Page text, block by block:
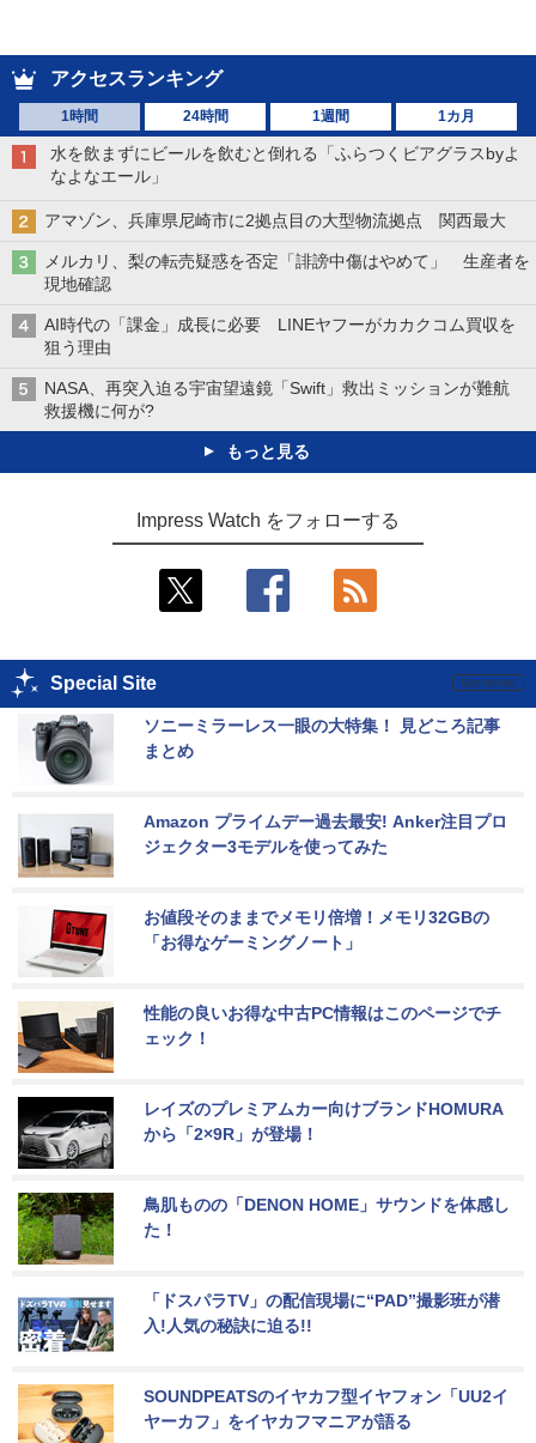
アクセスランキング
1時間 24時間 1週間 1カ月
水を飲まずにビールを飲むと倒れる「ふらつくビアグラスbyよ
なよなエール」
アマゾン、兵庫県尼崎市に2拠点目の大型物流拠点 関西最大
メルカリ、梨の転売疑惑を否定「誹謗中傷はやめて」 生産者を
現地確認
AI時代の「課金」成長に必要 LINEヤフーがカカクコム買収を
狙う理由
NASA、再突入迫る宇宙望遠鏡「Swift」救出ミッションが難航
救援機に何が?
もっと見る
Impress Watch をフォローする
Special Site
ソニーミラーレス一眼の大特集！ 見どころ記事
まとめ
Amazon プライムデー過去最安! Anker注目プロ
ジェクター3モデルを使ってみた
お値段そのままでメモリ倍増！メモリ32GBの
「お得なゲーミングノート」
性能の良いお得な中古PC情報はこのページでチ
ェック！
レイズのプレミアムカー向けブランドHOMURA
から「2×9R」が登場！
鳥肌ものの「DENON HOME」サウンドを体感し
た！
「ドスパラTV」の配信現場に“PAD”撮影班が潜
入!人気の秘訣に迫る!!
SOUNDPEATSのイヤカフ型イヤフォン「UU2イ
ヤーカフ」をイヤカフマニアが語る